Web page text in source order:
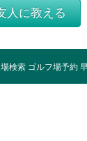
人に教える
検索 ゴルフ場予約